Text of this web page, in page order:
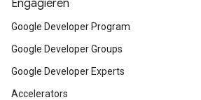
Engagieren
Google Developer Program
Google Developer Groups
Google Developer Experts
Accelerators